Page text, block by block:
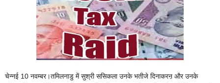
चेन्नई 10 नवम्बर।तमिलनाडु में सुश्री ससिकला उनके भतीजे दिनाकरऩ और उनके